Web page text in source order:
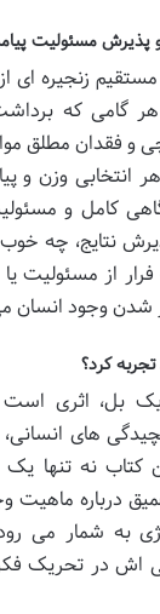
مسئولیت
زنجیره ای
گامی که
و فقدان مطلق
انتخابی وزن و
کامل و
نتایج، چه
از مسئولیت یا
شدن وجود انسان
کرد؟
بل، اثری
های
کتاب نه تنها یک
درباره ماهیت
به شمار می
اش در تحریک